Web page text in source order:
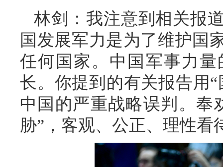
林剑：我注意到相关报
国发展军力是为了维护国
任何国家。中国军事力
长。你提到的有关报告用
中国的严重战略误判。奉
胁”，客观、公正、理性看